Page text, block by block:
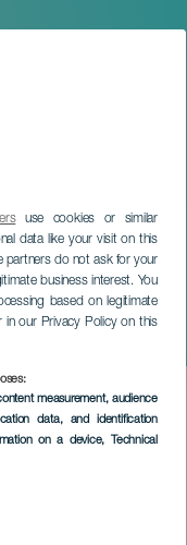
use cookies or similar
data like your visit on this
partners do not ask for your
business interest. You
based on legitimate
in our Privacy Policy on this
measurement, audience
data, and identification
on a device, Technical